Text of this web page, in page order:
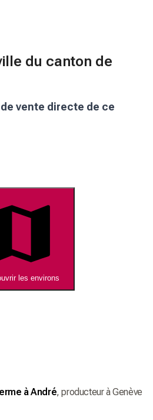
du canton de
vente directe de ce
les environs
à André, producteurà Genève